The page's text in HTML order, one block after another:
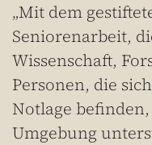
„Mit dem
Seniorenarbeit,
Wissenschaft,
Personen, die
Notlage
Umgebung